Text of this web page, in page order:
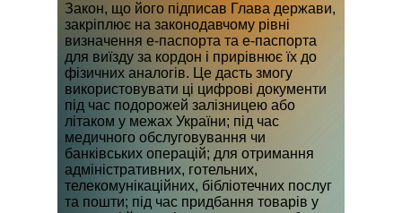
Закон, що його підписав Глава держави,
закріплює на законодавчому рівні
визначення е-паспорта та е-паспорта
для виїзду за кордон і прирівнює їх до
фізичних аналогів. Це дасть змогу
використовувати ці цифрові документи
під час подорожей залізницею або
літаком у межах України; під час
медичного обслуговування чи
банківських операцій; для отримання
адміністративних, готельних,
телекомунікаційних, бібліотечних послуг
та пошти; під час придбання товарів у